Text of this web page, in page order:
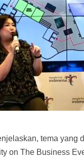
tema yang
on The Business